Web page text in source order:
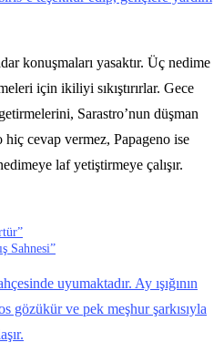
konuşmaları yasaktır. Üç nedime
için ikiliyi sıkıştırırlar. Gece
Sarastro’nun düşman
cevap vermez, Papageno ise
laf yetiştirmeye çalışır.
Sahnesi”
uyumaktadır. Ay ışığının
gözükür ve pek meşhur şarkısıyla